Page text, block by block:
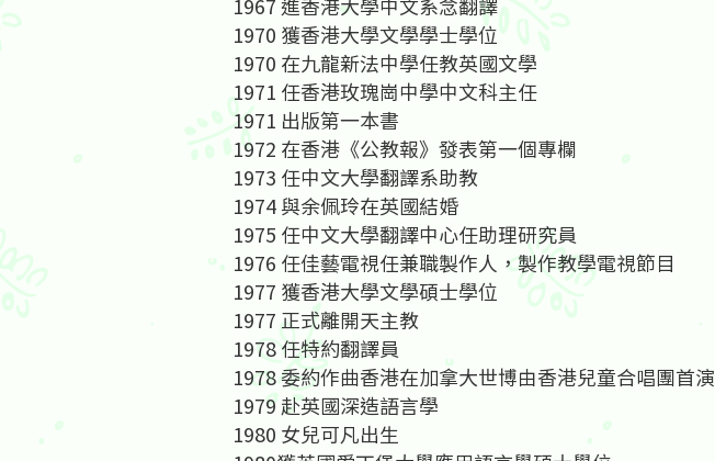
1970 獲香港大學文學學士學位
1970 在九龍新法中學任教英國文學
1971 任香港玫瑰崗中學中文科主任
1971 出版第一本書
1972 在香港《公教報》發表第一個專欄
1973 任中文大學翻譯系助教
1974 與余佩玲在英國結婚
1975 任中文大學翻譯中心任助理研究員
1976 任佳藝電視任兼職製作人，製作教學電視節目
1977 獲香港大學文學碩士學位
1977 正式離開天主教
1978 任特約翻譯員
1978 委約作曲香港在加拿大世博由香港兒童合唱團首演
1979 赴英國深造語言學
1980 女兒可凡出生